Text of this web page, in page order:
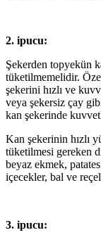
2. ipucu:
Şekerden topyekün
tüketilmemelidir.
şekerini hızlı ve
veya şekersiz çay
kan şekerinde
Kan şekerinin hızlı
tüketilmesi gereken
beyaz ekmek,
içecekler, bal ve
3. ipucu: